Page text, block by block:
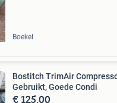
Boekel
Bostitch TrimAir
Gebruikt, Goede Condi
€ 125,00